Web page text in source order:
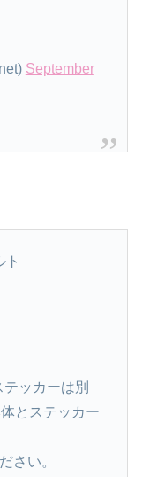
September
ト
ッカーは別
とステッカー
さい。